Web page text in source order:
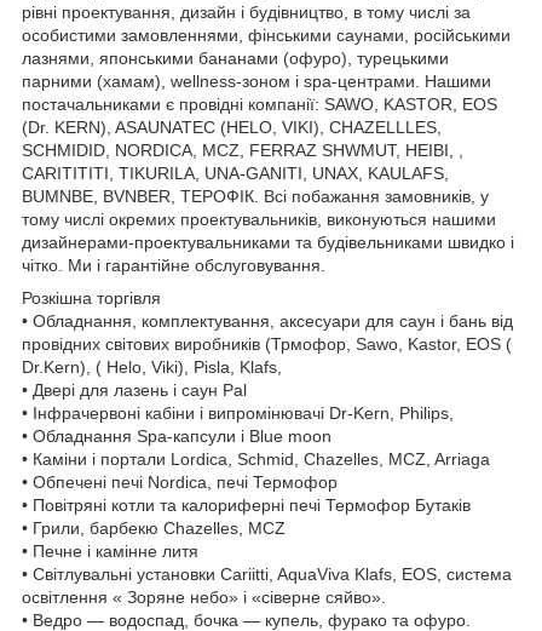
рівні проектування, дизайн і будівництво, в тому числі за
особистими замовленнями, фінськими саунами, російськими
лазнями, японськими бананами (офуро), турецькими
парними (хамам), wellness-зоном і spa-центрами. Нашими
постачальниками є провідні компанії: SAWO, KASTOR, EOS
(Dr. KERN), ASAUNATEC (HELO, VIKI), CHAZELLLES,
SCHMIDID, NORDICA, MCZ, FERRAZ SHWMUT, HEIBI, ,
CARITITITI, TIKURILA, UNA-GANITI, UNAX, KAULAFS,
BUMNBE, BVNBER, ТЕРОФІК. Всі побажання замовників, у
тому числі окремих проектувальників, виконуються нашими
дизайнерами-проектувальниками та будівельниками швидко і
чітко. Ми і гарантійне обслуговування.
Розкішна торгівля
• Обладнання, комплектування, аксесуари для саун і бань від
провідних світових виробників (Трмофор, Sawo, Kastor, EOS (
Dr.Kern), ( Helo, Viki), Pisla, Klafs,
• Двері для лазень і саун Pal
• Інфрачервоні кабіни і випромінювачі Dr-Kern, Philips,
• Обладнання Spa-капсули і Blue moon
• Каміни і портали Lordica, Schmid, Chazelles, MCZ, Arriaga
• Обпечені печі Nordica, печі Термофор
• Повітряні котли та калориферні печі Термофор Бутаків
• Грили, барбекю Chazelles, MCZ
• Печне і камінне литя
• Світлувальні установки Cariitti, AquaViva Klafs, EOS, система
освітлення « Зоряне небо» і «сіверне сяйво».
• Ведро — водоспад, бочка — купель, фурако та офуро.